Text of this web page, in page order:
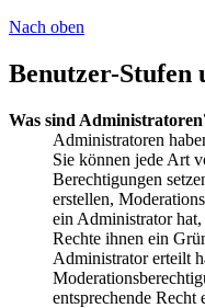
Nach oben
Benutzer-Stufen
Was sind
Administratoren
Sie können jede Art
Berechtigungen
erstellen,
ein Administrator
Rechte ihnen ein
Administrator erteilt
entsprechende Recht